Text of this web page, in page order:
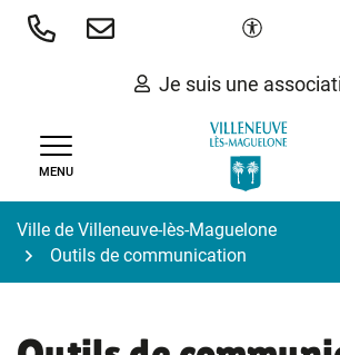
Aller
Je suis une
MENU
Ville de Villeneuve-lès-Maguelone
Outils de communication